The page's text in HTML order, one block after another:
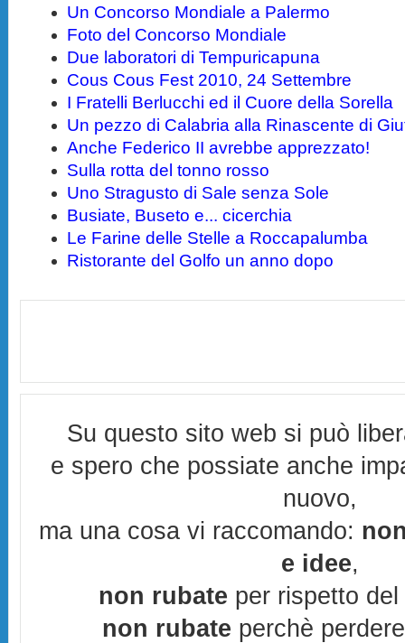
Un Concorso Mondiale a Palermo
Foto del Concorso Mondiale
Due laboratori di Tempuricapuna
Cous Cous Fest 2010, 24 Settembre
I Fratelli Berlucchi ed il Cuore della Sorella
Un pezzo di Calabria alla Rinascente di
Anche Federico II avrebbe apprezzato!
Sulla rotta del tonno rosso
Uno Stragusto di Sale senza Sole
Busiate, Buseto e... cicerchia
Le Farine delle Stelle a Roccapalumba
Ristorante del Golfo un anno dopo
Su questo sito web si può
e spero che possiate anche
nuovo,
ma una cosa vi raccomando:
e idee,
non rubate per rispetto
non rubate perchè